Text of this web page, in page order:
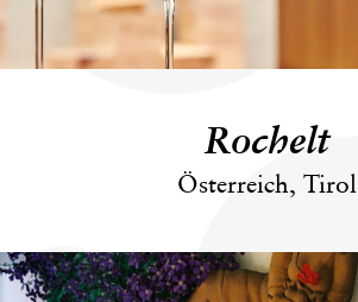
Rochelt
Österreich, Tirol
& MEHR